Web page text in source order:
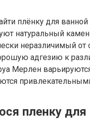
плёнку для
натуральный
неразличимый от
адгезию к
Мерлен
пленку для